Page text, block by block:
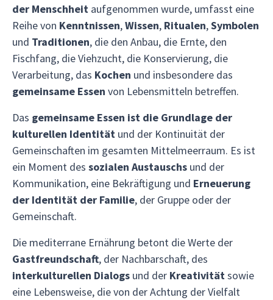
der Menschheit aufgenommen wurde, umfasst eine
Reihe von Kenntnissen,Wissen, Ritualen,Symbolen
und Traditionen, die den Anbau, die Ernte, den
Fischfang, die Viehzucht, die Konservierung, die
Verarbeitung, das Kochen und insbesondere das
gemeinsame Essen von Lebensmitteln betreffen.
Das gemeinsame Essen ist die Grundlage der
kulturellen Identität und der Kontinuität der
Gemeinschaften im gesamten Mittelmeerraum. Es ist
ein Moment des sozialen Austauschs und der
Kommunikation, eine Bekräftigung und Erneuerung
der Identität der Familie, der Gruppe oder der
Gemeinschaft.
Die mediterrane Ernährung betont die Werte der
Gastfreundschaft, der Nachbarschaft, des
interkulturellen Dialogs und der Kreativitätsowie
eine Lebensweise, die von der Achtung der Vielfalt